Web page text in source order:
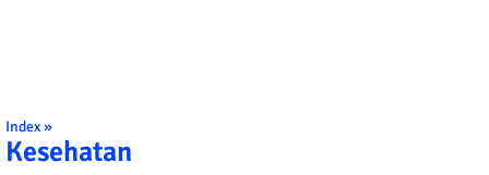
Index »
Kesehatan